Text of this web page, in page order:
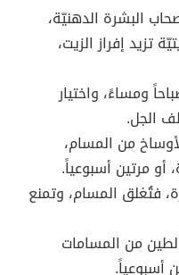
البشرة الدهنيّة،
تزيد إفراز الزيت،
ومساءً، واختيار
الجل.
من المسام،
مرتين أسبوعياً.
فتُغلق المسام، وتمنع
من المسامات
أسبوعياً.